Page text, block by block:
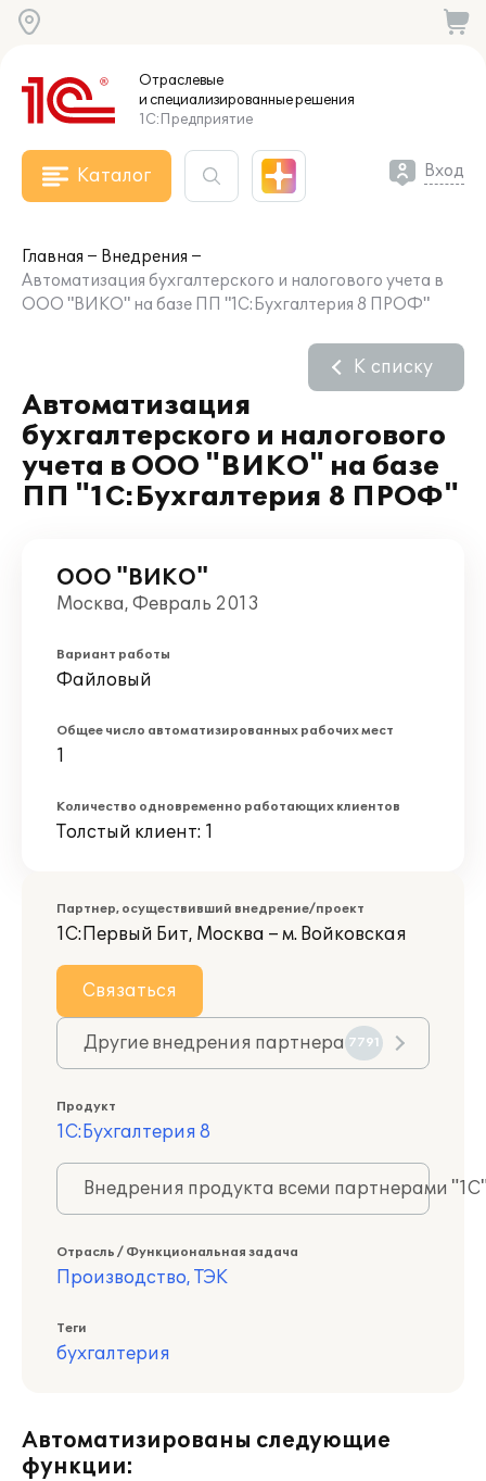
Отраслевые
и специализированныерешения
1С:Предприятие
Каталог Вход
Главная
Внедрения
Автоматизация бухгалтерского и налогового учета в
ООО "ВИКО" на базе ПП "1С:Бухгалтерия 8 ПРОФ"
Автоматизация
бухгалтерского и налогового
учета в ООО "ВИКО" на базе
ПП "1С:Бухгалтерия 8 ПРОФ"
К списку
ООО "ВИКО"
Москва, Февраль 2013
Вариант работы
Файловый
Общее число автоматизированных рабочих мест
1
Количество одновременно работающих клиентов
Толстый клиент: 1
Партнер, осуществивший внедрение/проект
1С:Первый Бит, Москва – м. Войковская
Связаться
Другие внедрения партнера 7791
Продукт
1С:Бухгалтерия 8
Внедрения продукта всеми партнерами
Отрасль / Функциональная задача
Производство, ТЭК
Теги
бухгалтерия
Автоматизированы следующие
функции: